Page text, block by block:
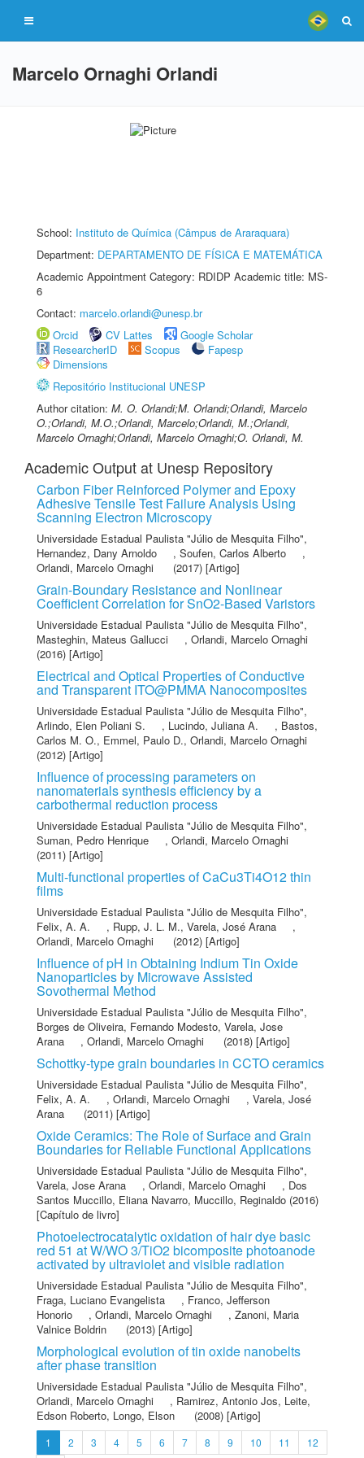
Marcelo Ornaghi Orlandi
School: Instituto de Química (Câmpus de Araraquara)
Department: DEPARTAMENTO DE FÍSICA E MATEMÁTICA
Academic Appointment Category: RDIDP Academic title: MS-
6
Contact: marcelo.orlandi@unesp.br
Orcid
CV Lattes
Google Scholar
ResearcherID
Scopus
Fapesp
Dimensions
Repositório Institucional UNESP
Author citation: M. O. Orlandi;M. Orlandi;Orlandi, Marcelo
O.;Orlandi, M.O.;Orlandi, Marcelo;Orlandi, M.;Orlandi,
Marcelo Ornaghi;Orlandi, Marcelo Ornaghi;O. Orlandi, M.
Academic Output at Unesp Repository
Carbon Fiber Reinforced Polymer and Epoxy
Adhesive Tensile Test Failure Analysis Using
Scanning Electron Microscopy
Universidade Estadual Paulista "Júlio de Mesquita Filho",
Hernandez, Dany Arnoldo
, Soufen, Carlos Alberto
,
Orlandi, Marcelo Ornaghi
(2017) [Artigo]
Grain-Boundary Resistance and Nonlinear
Coefficient Correlation for SnO2-Based Varistors
Universidade Estadual Paulista "Júlio de Mesquita Filho",
Masteghin, Mateus Gallucci
, Orlandi, Marcelo Ornaghi
(2016) [Artigo]
Electrical and Optical Properties of Conductive
and Transparent ITO@PMMA Nanocomposites
Universidade Estadual Paulista "Júlio de Mesquita Filho",
Arlindo, Elen Poliani S.
, Lucindo, Juliana A. , Bastos,
Carlos M. O., Emmel, Paulo D., Orlandi, Marcelo Ornaghi
(2012) [Artigo]
Influence of processing parameters on
nanomaterials synthesis efficiency by a
carbothermal reduction process
Universidade Estadual Paulista "Júlio de Mesquita Filho",
Suman, Pedro Henrique
, Orlandi, Marcelo Ornaghi
(2011) [Artigo]
Multi-functional properties of CaCu3Ti4O12 thin
films
Universidade Estadual Paulista "Júlio de Mesquita Filho",
Felix, A. A.
, Rupp, J. L. M., Varela, José Arana
,
Orlandi, Marcelo Ornaghi
(2012) [Artigo]
Influence of pH in Obtaining Indium Tin Oxide
Nanoparticles by Microwave Assisted
Sovothermal Method
Universidade Estadual Paulista "Júlio de Mesquita Filho",
Borges de Oliveira, Fernando Modesto, Varela, Jose
Arana
, Orlandi, Marcelo Ornaghi (2018) [Artigo]
Schottky-type grain boundaries in CCTO ceramics
Universidade Estadual Paulista "Júlio de Mesquita Filho",
Felix, A. A.
, Orlandi, Marcelo Ornaghi , Varela, José
Arana
(2011) [Artigo]
Oxide Ceramics: The Role of Surface and Grain
Boundaries for Reliable Functional Applications
Universidade Estadual Paulista "Júlio de Mesquita Filho",
Varela, Jose Arana
, Orlandi, Marcelo Ornaghi , Dos
Santos Muccillo, Eliana Navarro, Muccillo, Reginaldo (2016)
[Capítulo de livro]
Photoelectrocatalytic oxidation of hair dye basic
red 51 at W/WO 3/TiO2 bicomposite photoanode
activated by ultraviolet and visible radiation
Universidade Estadual Paulista "Júlio de Mesquita Filho",
Fraga, Luciano Evangelista
, Franco, Jefferson
Honorio
, Orlandi, Marcelo Ornaghi , Zanoni, Maria
Valnice Boldrin
(2013) [Artigo]
Morphological evolution of tin oxide nanobelts
after phase transition
Universidade Estadual Paulista "Júlio de Mesquita Filho",
Orlandi, Marcelo Ornaghi
, Ramirez, Antonio Jos, Leite,
Edson Roberto, Longo, Elson (2008) [Artigo]
1 2 3 4 5 6 7 8 9 10 11 12